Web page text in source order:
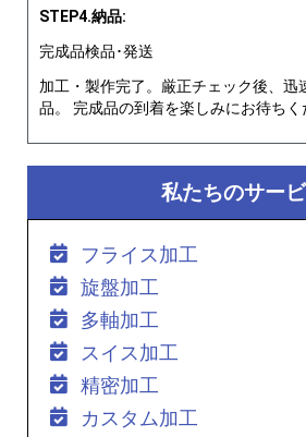
STEP4.納品:
完成品検品･発送
加工・製作完了。厳正チェック後、迅
品。 完成品の到着を楽しみにお待ちく
私たちのサー
フライス加工
旋盤加工
多軸加工
スイス加工
精密加工
カスタム加工